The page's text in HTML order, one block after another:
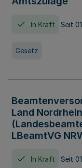
In Kraft Seit
Gesetz
Land
LBeamtVG
In Kraft Seit